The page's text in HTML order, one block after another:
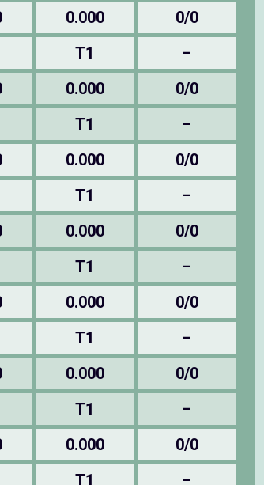
0.000
0/0
T1 –
0.000
0/0
T1 –
0.000
0/0
T1 –
0.000
0/0
T1 –
0.000
0/0
T1 –
0.000
0/0
T1 –
0.000
0/0
T1 –